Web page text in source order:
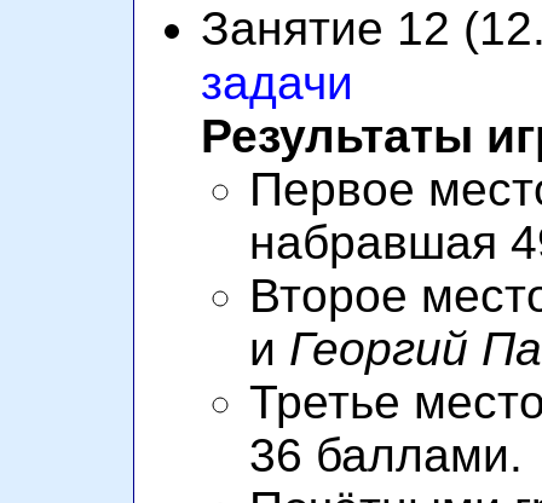
Занятие 12
задачи
Результаты
Первое
набравшая
Второе
и Георгий
Третье
36 баллами.